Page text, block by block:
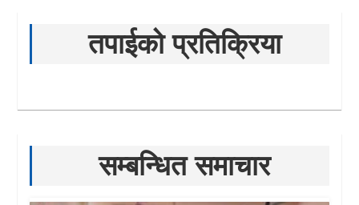
तपाईको प्रतिक्रिया
सम्बन्धित समाचार